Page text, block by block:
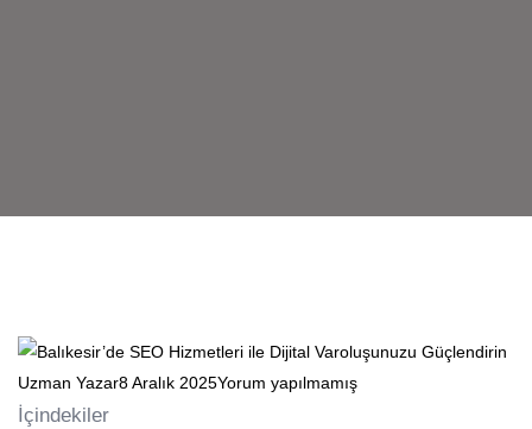
Uzman Yazar8 Aralık 2025Yorum yapılmamış
İçindekiler